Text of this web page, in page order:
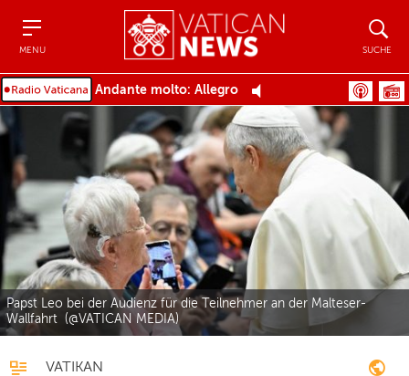
MENU SUCHE
Andante molto: Allegro
Papst Leo bei der Audienz für die Teilnehmer an der Malteser-
Wallfahrt (@VATICAN MEDIA)
VATIKAN